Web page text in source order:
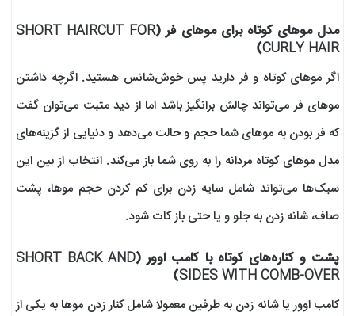
مدل موهای کوتاه برای موهای فر (SHORT HAIRCUT FOR
CURLY HAIR)
اگر موهای کوتاه و فر دارید پس خوش‌شانس هستید. اگرچه داشتن
موهای فر می‌تواند چالش برانگیز باشد اما از دید مثبت می‌توان گفت
که فر بودن به موهای شما حجم و حالت می‌دهد و دنیایی از گزینه‌های
مدل موهای کوتاه مردانه را به روی شما باز می‌کند. انتخاب از بین این
سبک‌ها می‌تواند شامل سایه زدن برای کم کردن حجم موها، پشت
صاف، شانه زدن به جلو و یا حتی باز کات شود.
پشت و کناره‌های کوتاه با کامب اوور (SHORT BACK AND
SIDES WITH COMB-OVER)
کامب اوور یا شانه زدن به طرفین معمولا شامل کنار زدن موها به یکی از